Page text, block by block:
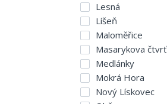
Lesná
Líšeň
Maloměřice
Masarykova čtvrť
Medlánky
Mokrá Hora
Nový Lískovec